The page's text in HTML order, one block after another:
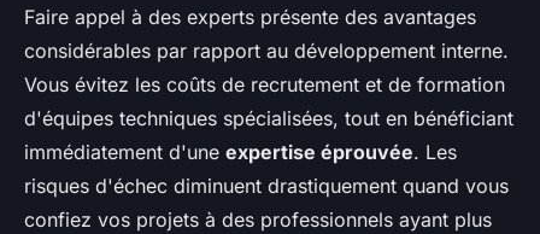
Faire appel à des experts présente des avantages
considérables par rapport au développement interne.
Vous évitez les coûts de recrutement et de formation
d'équipes techniques spécialisées, tout en bénéficiant
immédiatement d'une expertise éprouvée. Les
risques d'échec diminuent drastiquement quand vous
confiez vos projets à des professionnels ayant plus